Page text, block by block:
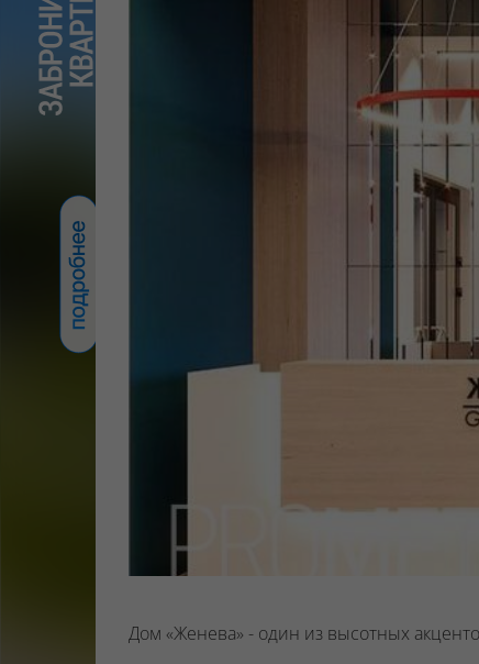
Дом «Женева» - один из высотных